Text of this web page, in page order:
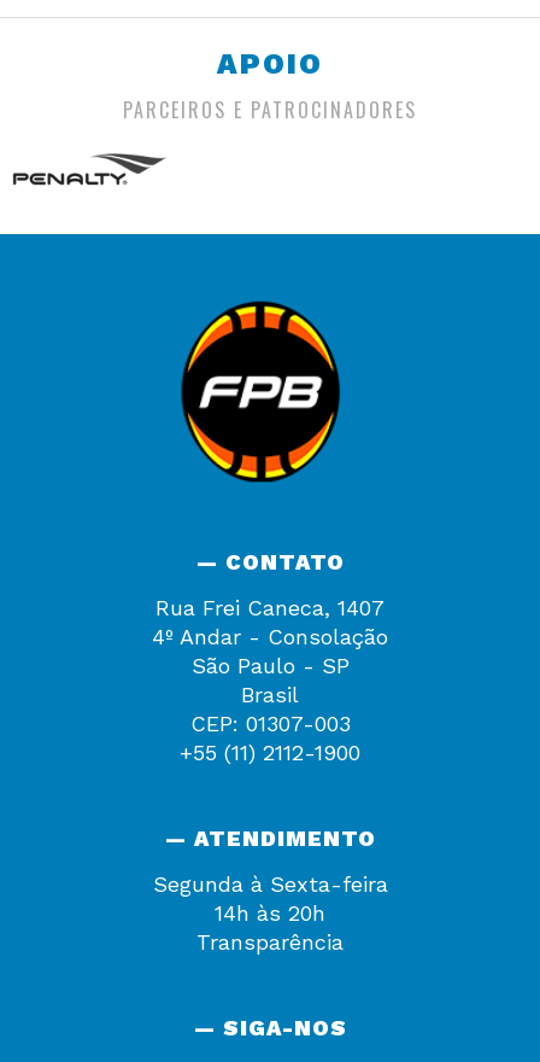
APOIO
PARCEIROS E PATROCINADORES
— CONTATO
Rua Frei Caneca, 1407
4º Andar - Consolação
São Paulo - SP
Brasil
CEP: 01307-003
+55 (11) 2112-1900
— ATENDIMENTO
Segunda à Sexta-feira
14h às 20h
Transparência
— SIGA-NOS